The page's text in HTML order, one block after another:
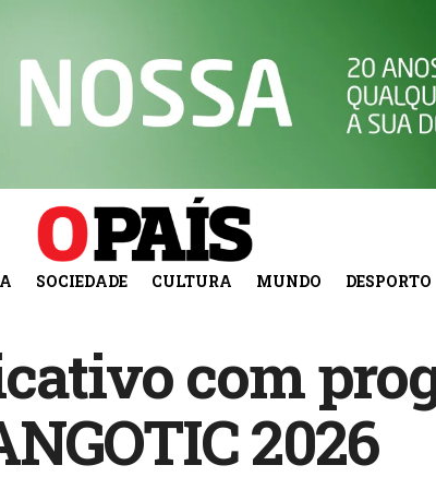
SOCIEDADE CULTURA MUNDO DESPORTO
com
2026